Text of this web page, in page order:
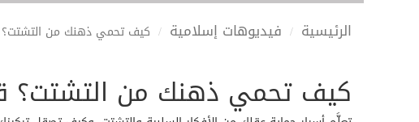
الرئيسية فيديوهات إسلامية كيف تحمي ذهنك من التشتت؟
كيف تحمي ذهنك من التشتت؟